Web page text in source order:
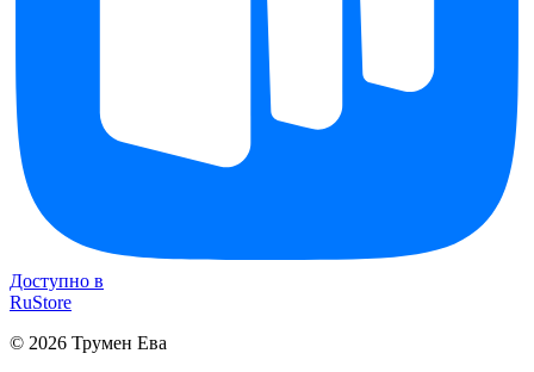
Доступно в
RuStore
© 2026 Трумен Ева